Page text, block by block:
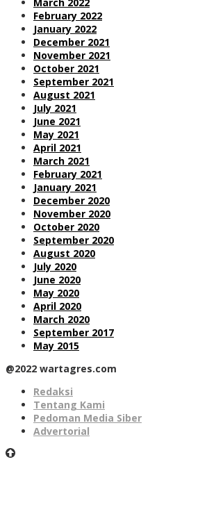
February 2022
January 2022
December 2021
November 2021
October 2021
September 2021
August 2021
July 2021
June 2021
May 2021
April 2021
March 2021
February 2021
January 2021
December 2020
November 2020
October 2020
September 2020
August 2020
July 2020
June 2020
May 2020
April 2020
March 2020
September 2017
May 2015
@2022 wartagres.com
Redaksi
Tentang Kami
Pedoman Media Siber
Advertorial